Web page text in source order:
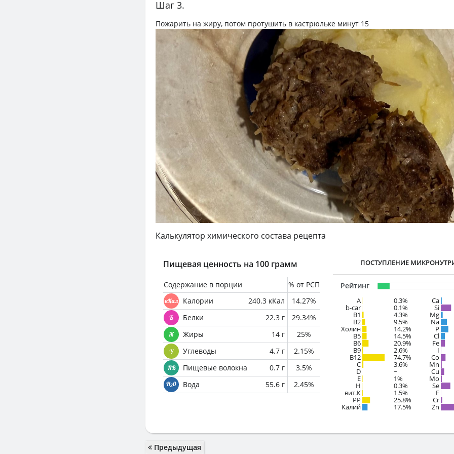
Шаг 3.
Пожарить на жиру, потом протушить в кастрюльке минут 15
Калькулятор химического состава рецепта
Пищевая ценность на 100 грамм
Содержание в порции
% от РСП
Калории
240.3 кКал
14.27%
Белки
22.3 г
29.34%
Жиры
14 г
25%
Углеводы
4.7 г
2.15%
Пищевые волокна
0.7 г
3.5%
Вода
55.6 г 2.45%
ПОСТУПЛЕНИЕ
Рейтинг
A 0.3%
b-car 0.1%
В1 4.3%
B2 9.5%
Холин 14.2%
B5 14.5%
B6 20.9%
B9 2.6%
B12 74.7%
C 3.6%
D ~
E 1%
H 0.3%
вит.К 1.5%
PP 25.8%
Калий 17.5%
Ca
Si
Mg
Na
P
Cl
Fe
I
Co
Mn
Cu
Mo
Se
F
Cr
Zn
Предыдущая